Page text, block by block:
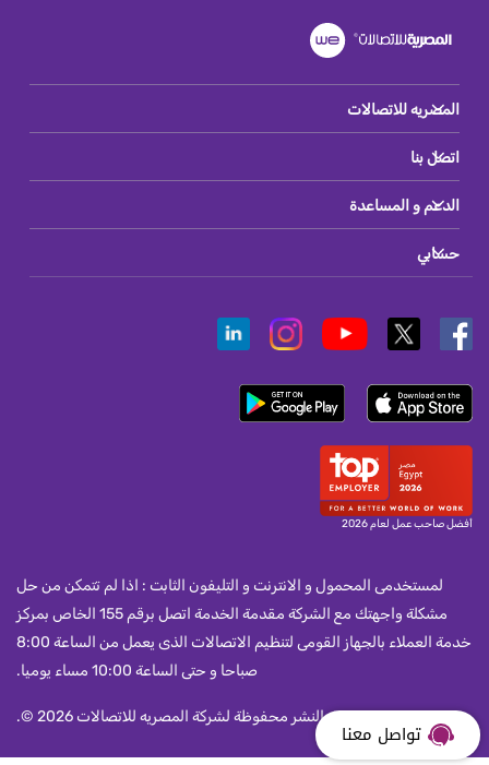
المصريه للاتصالات
اتصل بنا
الدعم و المساعدة
حسابي
أفضل صاحب عمل لعام 2026
لمستخدمى المحمول و الانترنت و التليفون الثابت : اذا لم تتمكن من حل
مشكلة واجهتك مع الشركة مقدمة الخدمة اتصل برقم 155 الخاص بمركز
خدمة العملاء بالجهاز القومى لتنظيم الاتصالات الذى يعمل من الساعة 8:00
صباحا و حتى الساعة 10:00 مساء يوميا.
جميع حقوق النشر محفوظة لشركة المصريه للاتصالات 2026 ©.
تواصل معنا